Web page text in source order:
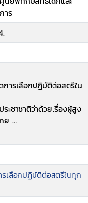
าร
ารเลือกปฏิบัติต่อสตรีใน
ะชาชาติว่าด้วยเรื่องผู้สูง
ทย
รไทย.
เลือกปฏิบัติต่อสตรีในทุก